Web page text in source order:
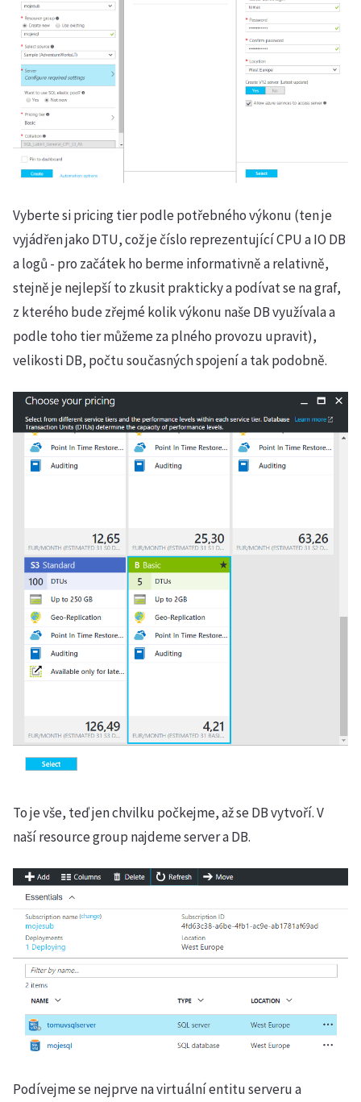
Vyberte si pricing tier podle potřebného výkonu (ten je
vyjádřen jako DTU, což je číslo reprezentující CPU a IO DB
a logů - pro začátek ho berme informativně a relativně,
stejně je nejlepší to zkusit prakticky a podívat se na graf,
z kterého bude zřejmé kolik výkonu naše DB využívala a
podle toho tier můžeme za plného provozu upravit),
velikosti DB, počtu současných spojení a tak podobně.
To je vše, teď jen chvilku počkejme, až se DB vytvoří. V
naší resource group najdeme server a DB.
Podívejme se nejprve na virtuální entitu serveru a